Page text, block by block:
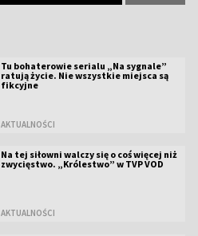
Tu bohaterowie serialu „Na sygnale”
ratują życie. Nie wszystkie miejsca są
fikcyjne
AKTUALNOŚCI
Na tej siłowni walczy się o coś więcej niż
zwycięstwo. „Królestwo” w TVP VOD
AKTUALNOŚCI